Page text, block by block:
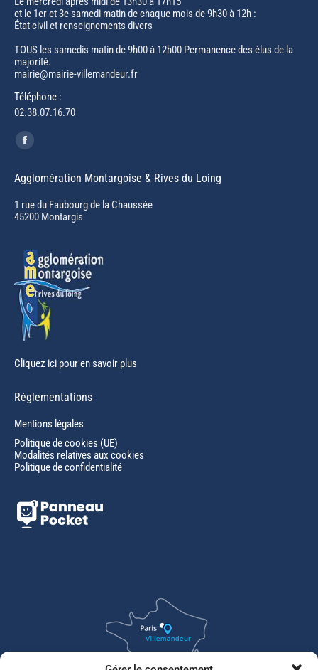
et le 1er et 3e samedi matin de chaque mois de 9h30 à 12h :
État civil et renseignements divers
TOUS les samedis matin de 9h00 à 12h00 Permanence des élus de la
majorité.
mairie@mairie-villemandeur.fr
Téléphone :
02.38.07.16.70
Trouvez nous sur :
Facebook
opens
in
new
Agglomération Montargoise & Rives du Loing
1 rue du Faubourg de la Chaussée
45200 Montargis
Cliquez ici pour en savoir plus
Réglementations
Mentions légales
Politique de cookies (UE)
Modalités relatives aux cookies
Politique de confidentialité